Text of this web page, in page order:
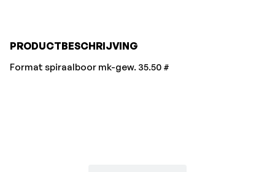
PRODUCTBESCHRIJVING
Format spiraalboor mk-gew. 35.50 #